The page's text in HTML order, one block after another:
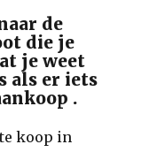
de
die je
je weet
als er iets
.
koop in